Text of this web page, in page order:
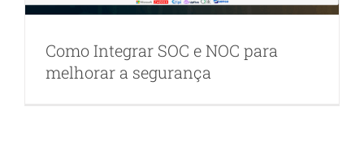
Como Integrar SOC e NOC para
melhorar a segurança